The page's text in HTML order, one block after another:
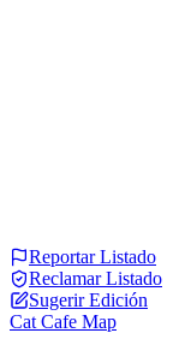
Reportar Listado
Reclamar Listado
Sugerir Edición
Cat Cafe Map